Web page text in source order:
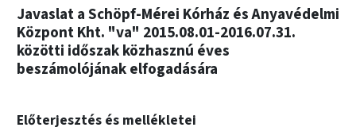
Javaslat a Schöpf-Mérei Kórház és Anyavédelmi
Központ Kht. "va" 2015.08.01-2016.07.31.
közötti időszak közhasznú éves
beszámolójának elfogadására
Előterjesztés és mellékletei